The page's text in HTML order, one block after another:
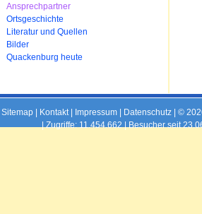
Ansprechpartner
Ortsgeschichte
Literatur und Quellen
Bilder
Quackenburg heute
Sitemap| Kontakt| Impressum| Datenschutz| ©
|Zugriffe: 11.454.662 | Besucher seit